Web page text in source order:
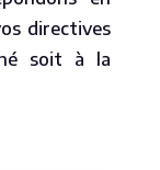
directives
soit à la